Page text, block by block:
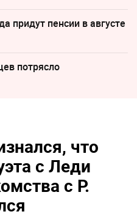
придут пенсии в августе
потрясло
что
с Леди
с P.